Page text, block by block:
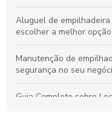
Aluguel de
escolher a melhor
Manutenção de
segurança no seu
Guia Completo sobre